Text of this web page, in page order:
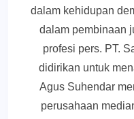
dalam kehidupan
dalam pembinaan
profesi pers. PT.
didirikan untuk
Agus Suhendar
perusahaan